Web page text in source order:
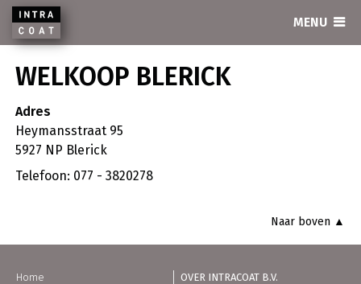
INTRACOAT MENU
WELKOOP BLERICK
Adres
Heymansstraat 95
5927 NP Blerick
Telefoon: 077 - 3820278
Naar boven ▲
Home
OVER INTRACOAT B.V.